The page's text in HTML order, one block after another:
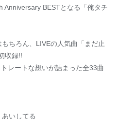
Anniversary BESTとなる「俺タチ
ちろん、LIVEの人気曲「まだ止
収録!!
レートな想いが詰まった全33曲
いしてる